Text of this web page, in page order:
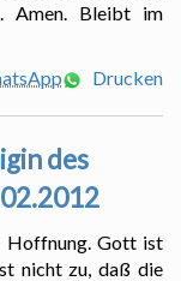
Amen. Bleibt im
Drucken
des
Hoffnung. Gott ist
nicht zu, daß die